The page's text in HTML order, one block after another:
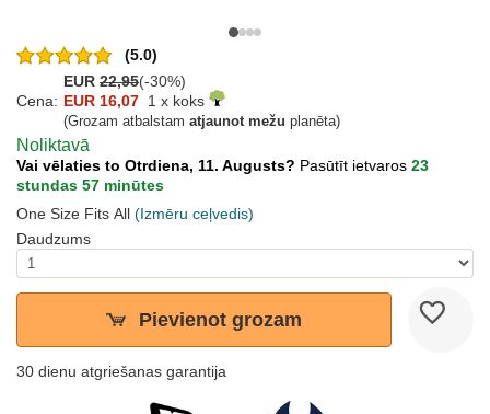
(5.0)
EUR 22,95(-30%)
Cena: EUR 16,07 1 x koks
(Grozam atbalstam atjaunot mežu planēta)
Noliktavā
Vai vēlaties to Otrdiena, 11. Augusts? Pasūtīt ietvaros 23
stundas 57 minūtes
One Size Fits All (Izmēru ceļvedis)
Daudzums
Pievienot grozam
30 dienu atgriešanas garantija